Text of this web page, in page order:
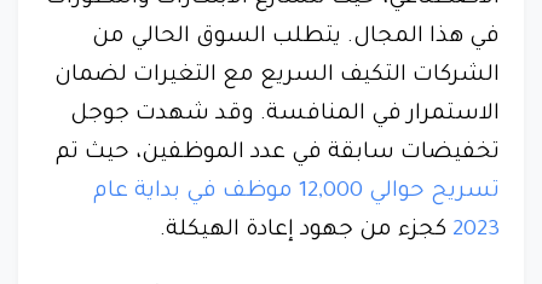
في هذا المجال. يتطلب السوق الحالي من
الشركات التكيف السريع مع التغيرات لضمان
الاستمرار في المنافسة. وقد شهدت جوجل
تخفيضات سابقة في عدد الموظفين، حيث تم
تسريح حوالي 12,000 موظف في بداية عام
2023 كجزء من جهود إعادة الهيكلة.